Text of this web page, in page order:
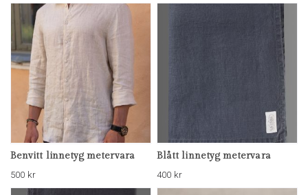
Benvitt linnetyg metervara
500 kr
Blått linnetyg metervara
400 kr